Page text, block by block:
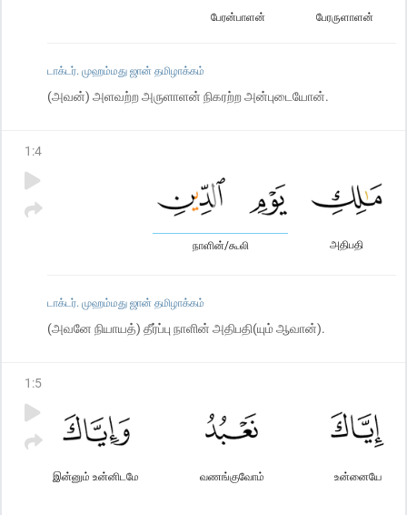
பேரருளாளன்
பேரன்பாளன்
டாக்டர். முஹம்மது ஜான் தமிழாக்கம்
(அவன்) அளவற்ற அருளாளன் நிகரற்ற அன்புடையோன்.
1 :4
அதிபதி
நாளின்/கூலி
டாக்டர். முஹம்மது ஜான் தமிழாக்கம்
(அவனே நியாயத்) தீர்ப்பு நாளின் அதிபதி(யும் ஆவான்).
1 :5
உன்னையே
வணங்குவோம்
இன்னும் உன்னிடமே